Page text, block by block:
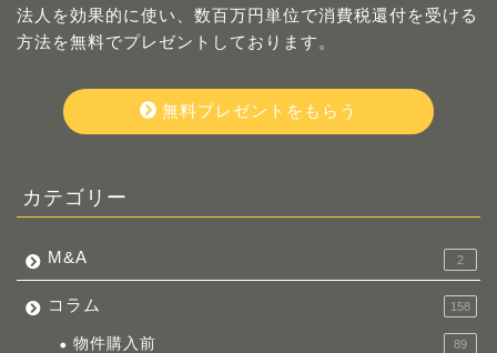
法人を効果的に使い、数百万円単位で消費税還付を受ける
方法を無料でプレゼントしております。
無料プレゼントをもらう
カテゴリー
M&A 2
コラム 158
物件購入前 89